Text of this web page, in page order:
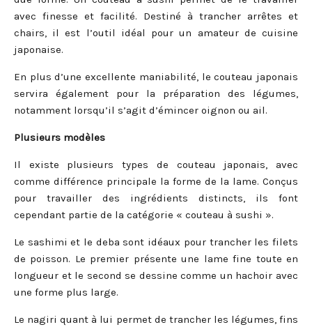
avec finesse et facilité. Destiné à trancher arrêtes et
chairs, il est l’outil idéal pour un amateur de cuisine
japonaise.
En plus d’une excellente maniabilité, le couteau japonais
servira également pour la préparation des légumes,
notamment lorsqu’il s’agit d’émincer oignon ou ail.
Plusieurs modèles
Il existe plusieurs types de couteau japonais, avec
comme différence principale la forme de la lame. Conçus
pour travailler des ingrédients distincts, ils font
cependant partie de la catégorie « couteau à sushi ».
Le sashimi et le deba sont idéaux pour trancher les filets
de poisson. Le premier présente une lame fine toute en
longueur et le second se dessine comme un hachoir avec
une forme plus large.
Le nagiri quant à lui permet de trancher les légumes, fins